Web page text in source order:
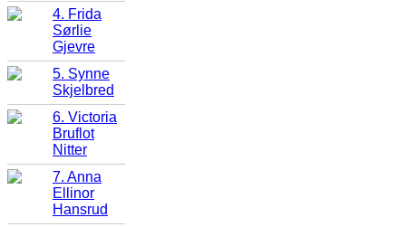
4. Frida
Sørlie
Gjevre
5. Synne
Skjelbred
6. Victoria
Bruflot
Nitter
7. Anna
Ellinor
Hansrud